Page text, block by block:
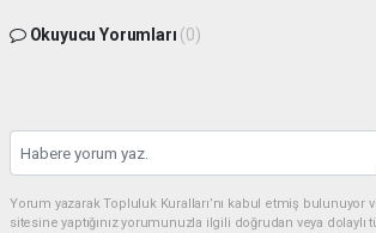
Okuyucu Yorumları (0)
Yorum yazarak Topluluk Kuralları’nı kabul etmiş bulunuyor
sitesine yaptığınız yorumunuzla ilgili doğrudan veya